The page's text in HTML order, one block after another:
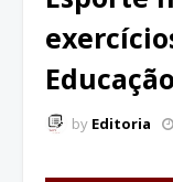
by Editoria